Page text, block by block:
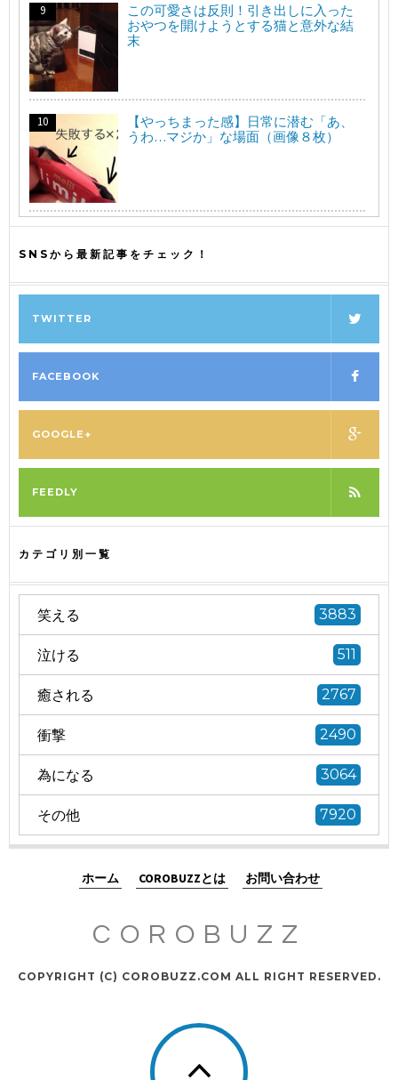
この可愛さは反則！引き出しに入った
おやつを開けようとする猫と意外な結
末
【やっちまった感】日常に潜む「あ、
うわ…マジか」な場面（画像８枚）
SNSから最新記事をチェック！
TWITTER
FACEBOOK
GOOGLE+
FEEDLY
カテゴリ別一覧
笑える 3883
泣ける 511
癒される 2767
衝撃 2490
為になる 3064
その他 7920
ホーム COROBUZZとは お問い合わせ
COROBUZZ
COPYRIGHT (C) COROBUZZ.COM ALL RIGHT RESERVED.